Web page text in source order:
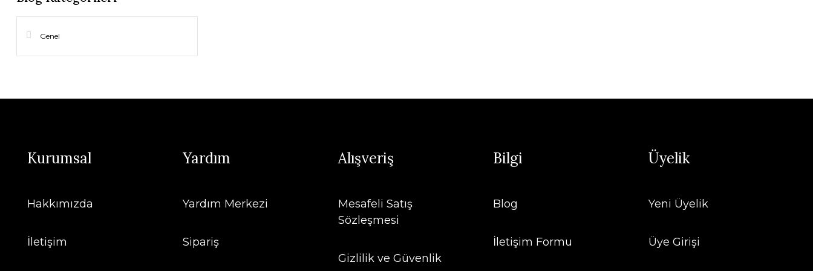
Genel
Kurumsal
Hakkımızda
İletişim
Yardım
Yardım Merkezi
Sipariş
Alışveriş
Mesafeli Satış
Sözleşmesi
Gizlilik ve Güvenlik
Bilgi
Blog
İletişim Formu
Üyelik
Yeni Üyelik
Üye Girişi